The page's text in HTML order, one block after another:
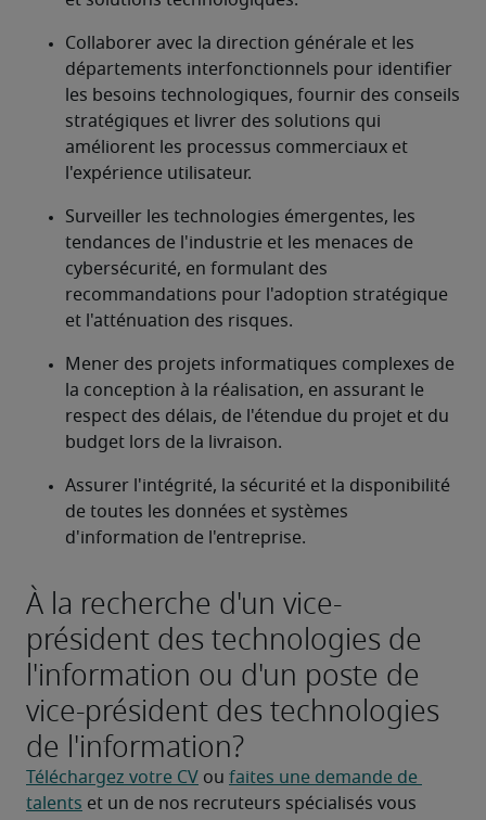
Collaborer avec la direction générale et les
départements interfonctionnels pour identifier
les besoins technologiques, fournir des conseils
stratégiques et livrer des solutions qui
améliorent les processus commerciaux et
l'expérience utilisateur.
Surveiller les technologies émergentes, les
tendances de l'industrie et les menaces de
cybersécurité, en formulant des
recommandations pour l'adoption stratégique
et l'atténuation des risques.
Mener des projets informatiques complexes de
la conception à la réalisation, en assurant le
respect des délais, de l'étendue du projet et du
budget lors de la livraison.
Assurer l'intégrité, la sécurité et la disponibilité
de toutes les données et systèmes
d'information de l'entreprise.
À la recherche d'un vice-
président des technologies de
l'information ou d'un poste de
vice-président des technologies
de l'information?
Téléchargez votre CV ou faites une demande de
talents et un de nos recruteurs spécialisés vous